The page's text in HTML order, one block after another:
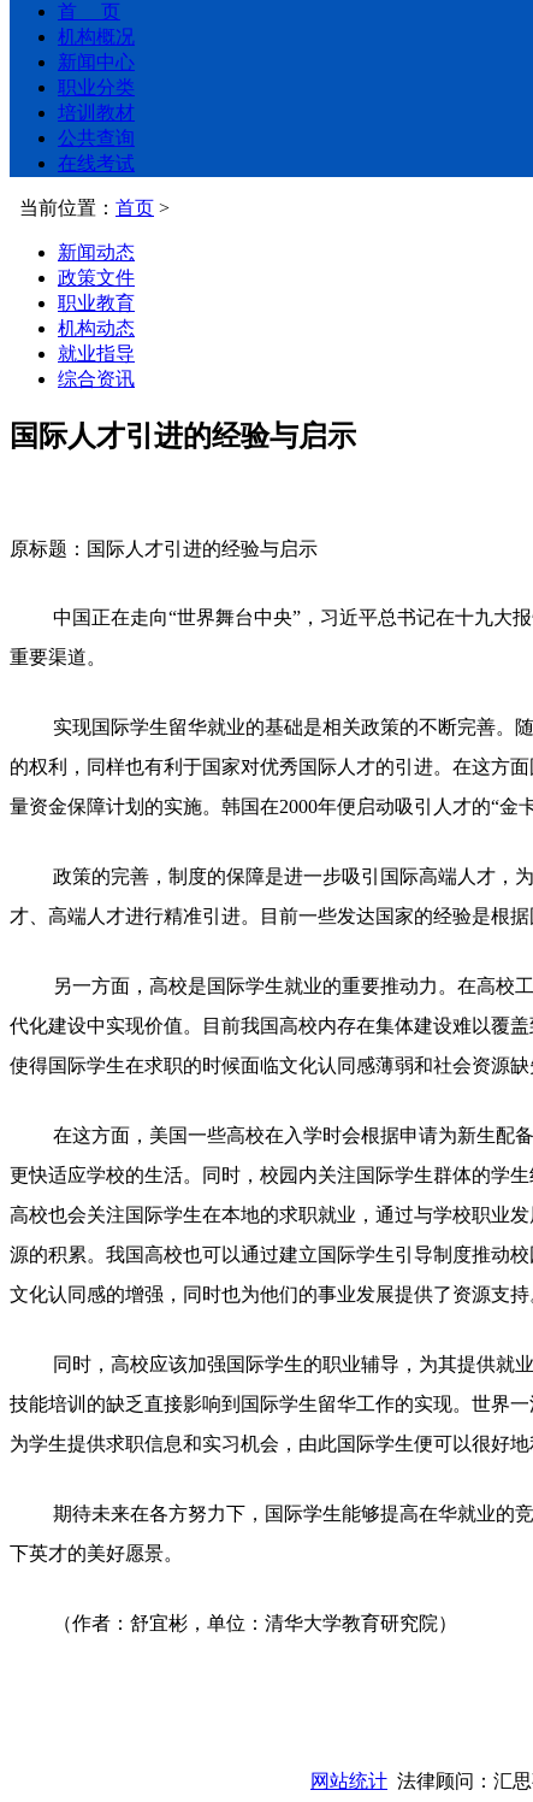
首 页
机构概况
新闻中心
职业分类
培训教材
公共查询
在线考试
当前位置： 首页 >
新闻动态
政策文件
职业教育
机构动态
就业指导
综合资讯
国际人才引进的经验与启示
原标题：国际人才引进的经验与启示
中国正在走向“世界舞台中央”，习近平总书记在十九大
重要渠道。
实现国际学生留华就业的基础是相关政策的不断完善。
的权利，同样也有利于国家对优秀国际人才的引进。在这方
量资金保障计划的实施。韩国在2000年便启动吸引人才的“
政策的完善，制度的保障是进一步吸引国际高端人才，
才、高端人才进行精准引进。目前一些发达国家的经验是根
另一方面，高校是国际学生就业的重要推动力。在高校
代化建设中实现价值。目前我国高校内存在集体建设难以覆
使得国际学生在求职的时候面临文化认同感薄弱和社会资源缺
在这方面，美国一些高校在入学时会根据申请为新生配
更快适应学校的生活。同时，校园内关注国际学生群体的学
高校也会关注国际学生在本地的求职就业，通过与学校职业
源的积累。我国高校也可以通过建立国际学生引导制度推动
文化认同感的增强，同时也为他们的事业发展提供了资源支持
同时，高校应该加强国际学生的职业辅导，为其提供就
技能培训的缺乏直接影响到国际学生留华工作的实现。世界
为学生提供求职信息和实习机会，由此国际学生便可以很好地
期待未来在各方努力下，国际学生能够提高在华就业的
下英才的美好愿景。
（作者：舒宜彬，单位：清华大学教育研究院）
网站统计 法律顾问：汇